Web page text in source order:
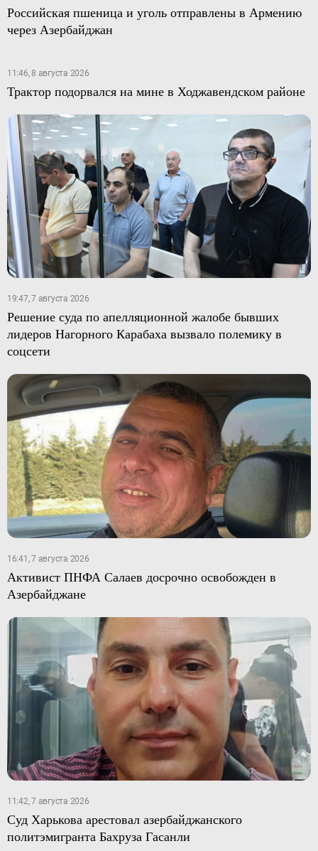
Российская пшеница и уголь отправлены в Армению
через Азербайджан
11:46, 8 августа 2026
Трактор подорвался на мине в Ходжавендском районе
19:47, 7 августа 2026
Решение суда по апелляционной жалобе бывших
лидеров Нагорного Карабаха вызвало полемику в
соцсети
16:41, 7 августа 2026
Активист ПНФА Салаев досрочно освобожден в
Азербайджане
11:42, 7 августа 2026
Суд Харькова арестовал азербайджанского
политэмигранта Бахруза Гасанли